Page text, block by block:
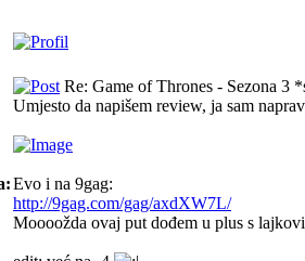
Re: Game of Thrones - Sezona 3
Umjesto da napišem review, ja sam
Evo i na 9gag:
http://9gag.com/gag/axdXW7L/
Moooožda ovaj put dođem u plus s